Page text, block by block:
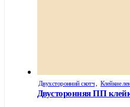
Двухсторонний скотч Клейкие
Двусторонняя ПП